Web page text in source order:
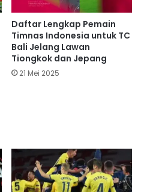
Daftar Lengkap Pemain
Timnas Indonesia untuk TC
Bali Jelang Lawan
Tiongkok dan Jepang
21 Mei 2025